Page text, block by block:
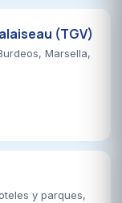
(TGV)
Marsella,
y parques,